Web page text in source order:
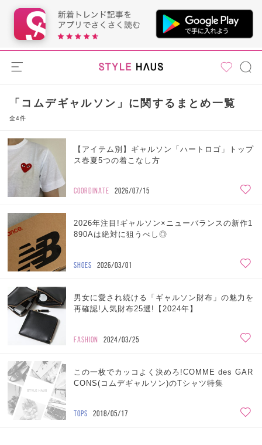
「コムデギャルソン」に関するまとめ一覧
全4件
【アイテム別】ギャルソン「ハートロゴ」トップ
ス春夏5つの着こなし方
COORDINATE 2026/07/15
2026年注目!ギャルソン×ニューバランスの新作1
890Aは絶対に狙うべし◎
SHOES 2026/03/01
男女に愛され続ける「ギャルソン財布」の魅力を
再確認!人気財布25選!【2024年】
FASHION 2024/03/25
この一枚でカッコよく決めろ!COMME des GAR
CONS(コムデギャルソン)のTシャツ特集
TOPS 2018/05/17